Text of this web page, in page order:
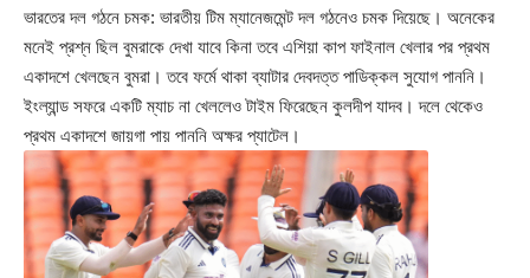
ভারতের দল গঠনে চমক: ভারতীয় টিম ম্যানেজমেন্ট দল গঠনেও চমক দিয়েছে। অনেকের
মনেই প্রশ্ন ছিল বুমরাকে দেখা যাবে কিনা তবে এশিয়া কাপ ফাইনাল খেলার পর প্রথম
একাদশে খেলছেন বুমরা। তবে ফর্মে থাকা ব্যাটার দেবদত্ত পাডিক্কল সুযোগ পাননি।
ইংল্যান্ড সফরে একটি ম্যাচ না খেললেও টাইম ফিরেছেন কুলদীপ যাদব। দলে থেকেও
প্রথম একাদশে জায়গা পায় পাননি অক্ষর প্যাটেল।